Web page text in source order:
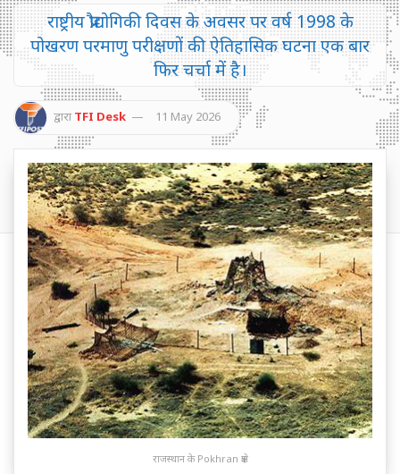
राष्ट्रीय प्रौद्योगिकी दिवस के अवसर पर वर्ष 1998 के
पोखरण परमाणु परीक्षणों की ऐतिहासिक घटना एक बार
फिर चर्चा में है।
द्वारा TFI Desk 11 May 2026
राजस्थान के Pokhran क्षेत्र